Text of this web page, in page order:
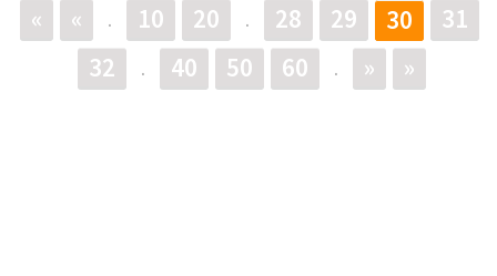
« « . 10 20 . 28 29 30
31
32
. 40 50 60 . » »